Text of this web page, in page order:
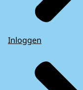
Inloggen